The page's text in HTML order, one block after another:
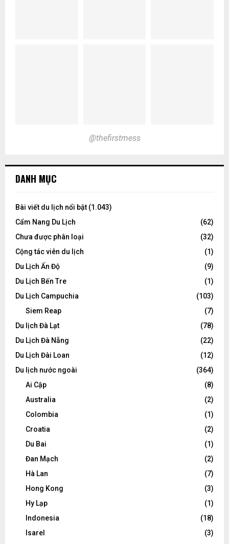
@thefirstmess
DANH MỤC
Bài viết du lịch nổi bật (1.043)
Cẩm Nang Du Lịch
(62)
Chưa được phân loại
(32)
Cộng tác viên du lịch
(1)
Du Lịch Ấn Độ
(9)
Du Lịch Bến Tre
(1)
Du Lịch Campuchia
(103)
Siem Reap
(7)
Du lịch Đà Lạt
(78)
Du Lịch Đà Nẵng
(22)
Du Lịch Đài Loan
(12)
Du lịch nước ngoài
(364)
Ai Cập
(8)
Australia
(2)
Colombia
(1)
Croatia
(2)
Du Bai
(1)
Đan Mạch
(2)
Hà Lan
(7)
Hong Kong
(3)
Hy Lạp
(1)
Indonesia
(18)
Isarel
(3)